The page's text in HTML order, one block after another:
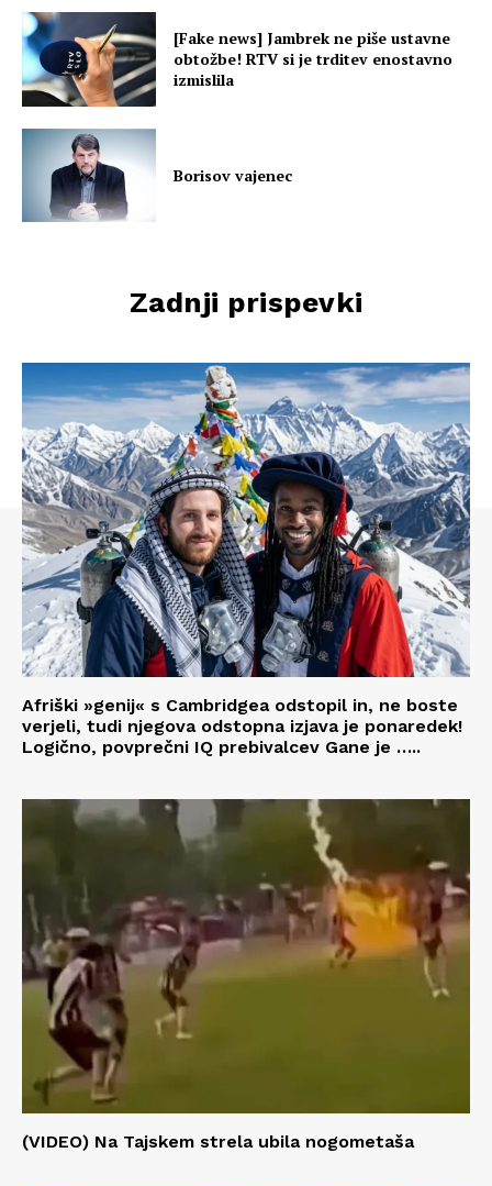
[Fake news] Jambrek ne piše ustavne
obtožbe! RTV si je trditev enostavno
izmislila
Borisov vajenec
Zadnji prispevki
Afriški »genij« s Cambridgea odstopil in, ne boste
verjeli, tudi njegova odstopna izjava je ponaredek!
Logično, povprečni IQ prebivalcev Gane je …..
(VIDEO) Na Tajskem strela ubila nogometaša